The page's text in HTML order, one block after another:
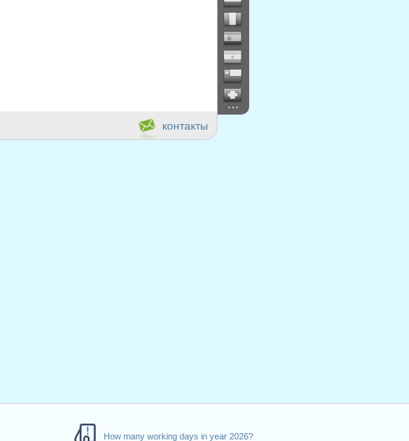
How many working days in year 2026?
...
контакты